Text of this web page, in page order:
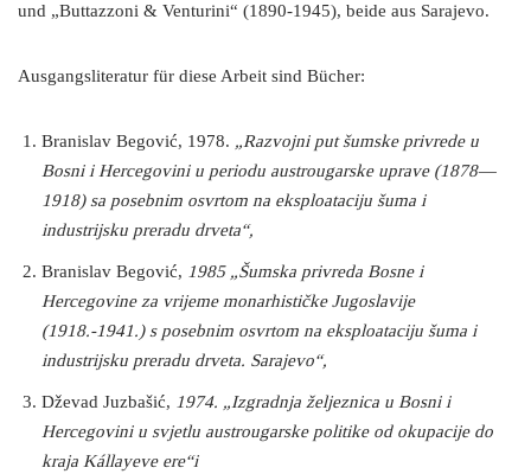
und „Buttazzoni & Venturini“ (1890-1945), beide aus Sarajevo.
Ausgangsliteratur für diese Arbeit sind Bücher:
Branislav Begović, 1978. „Razvojni put šumske privrede u
Bosni i Hercegovini u periodu austrougarske uprave (1878—
1918) sa posebnim osvrtom na eksploataciju šuma i
industrijsku preradu drveta“,
Branislav Begović, 1985 „Šumska privreda Bosne i
Hercegovine za vrijeme monarhističke Jugoslavije
(1918.-1941.) s posebnim osvrtom na eksploataciju šuma i
industrijsku preradu drveta. Sarajevo“,
Dževad Juzbašić, 1974. „Izgradnja željeznica u Bosni i
Hercegovini u svjetlu austrougarske politike od okupacije do
kraja Kállayeve ere“i